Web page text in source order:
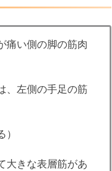
痛い側の脚の筋肉
、左側の手足の筋
大きな表層筋があ